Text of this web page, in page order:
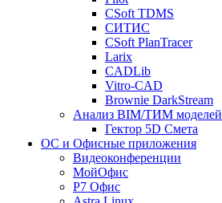
CSoft TDMS
СИТИС
CSoft PlanTracer
Larix
CADLib
Vitro-CAD
Brownie DarkStream
Анализ BIM/ТИМ моделей
Гектор 5D Смета
ОС и Офисные приложения
Видеоконференции
МойОфис
P7 Офис